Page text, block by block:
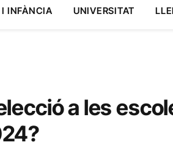
INFÀNCIA UNIVERSITAT
a les